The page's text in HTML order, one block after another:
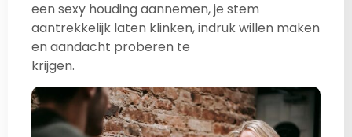
een sexy houding aannemen, je stem
aantrekkelijk laten klinken, indruk willen maken
en aandacht proberen te
krijgen.